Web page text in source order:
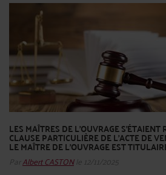
LES MAÎTRES DE L'OUVRAGE S'ÉTAIENT
CLAUSE PARTICULIÈRE DE L'ACTE DE
LE MAÎTRE DE L'OUVRAGE EST
ParAlbert CASTONle 12/11/2025